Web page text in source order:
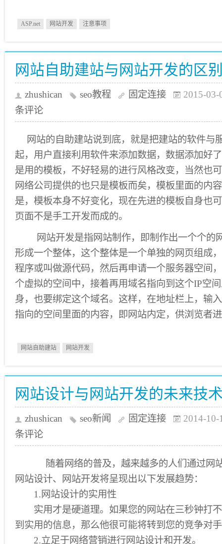
ASP.net 网站开发 注意事项
网站自助建站与网站开发的区
zhushican seo教程 固定连接
2015-03-
条评论
网站的自助建站说到底，就是把建站的软件与
起，用户直接利用软件来添加数据，数据添加好
是用的模板，不好轻易的进行风格改变，当然也
网络公司提供的也只是模板而矣，模板里面的内
是，模板本身不好变化，现在先进的模板自身也
页面不是手工开发而成的。
网站开发是指网站制作，即制作出一个个的
形成一个整体，这个整体是一个单独的网页组成
程序或叫做源代码，然后再申请一个服务器空间
个虚拟的空间中，接着再用域名指向到这个IP空
身，也要绑定这个域名。这样，在地址栏上，输
指向的空间里面的内容，即网站内定，供浏览者
网站自助建站 网站开发
网站设计与网站开发的未来技
zhushican seo新闻 固定连接
2014-10-
条评论
随着网络的普及，越来越多的人们通过网
网站设计、网站开发将呈现出以下发展趋势：
1.网站设计的实用性
实用才是硬道理。如果您的网站在三秒钟打不
到实用的信息，那么他很可能将转到您的竞争对
2.立足于网络营销进行网站设计和开发。